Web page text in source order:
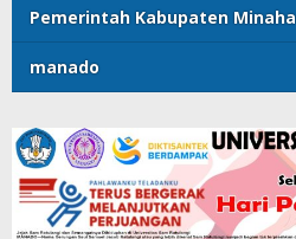
Pemerintah Kabupaten
manado